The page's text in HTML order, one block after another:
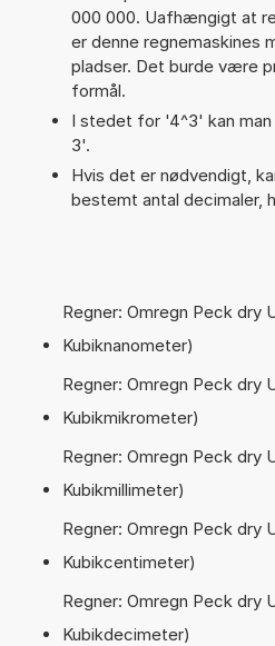
000 000. Uafhængigt at
er denne regnemaskines
pladser. Det burde være
formål.
I stedet for '4^3' kan
3'.
Hvis det er nødvendigt,
bestemt antal decimaler,
Regner: Omregn Peck dry
Kubiknanometer)
Regner: Omregn Peck dry
Kubikmikrometer)
Regner: Omregn Peck dry
Kubikmillimeter)
Regner: Omregn Peck dry
Kubikcentimeter)
Regner: Omregn Peck dry
Kubikdecimeter)